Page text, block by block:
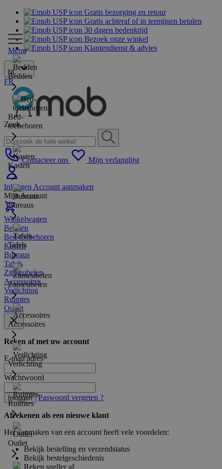
Gratis bezorging en retour
Gratis achteraf of in termijnen betalen
30 dagen bedenktijd
Bezoek onze winkel
Klantendienst & advies
NL
FR
Zoek
Contacteer ons Mijn verlanglijst
Inloggen Account aanmaken
Mijn Account
Winkelwagen
Menu
Bedden
Bed-
toebehoren
Kasten
Bureaus
Tafels
Zitmeubelen
Accessoires
Verlichting
Ruimtes
Outlet
Bedden
Bed-toebehoren
Kasten
Bureaus
Tafels
Zitmeubelen
Accessoires
Verlichting
Ruimtes
Outlet
Reken af met uw account
E-mail adres
Wachtwoord
Inloggen Paswoord vergeten ?
Afrekenen als een nieuwe klant
Het aanmaken van een account heeft vele voordelen:
Bekijk bestelling en verzendstatus
Bekijk bestelgeschiedenis
Reken sneller af